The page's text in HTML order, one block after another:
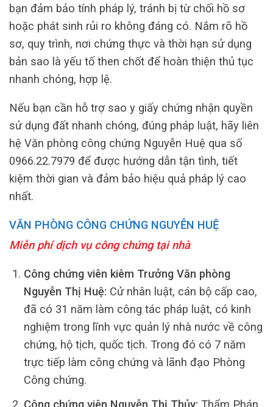
bạn đảm bảo tính pháp lý, tránh bị từ chối hồ sơ
hoặc phát sinh rủi ro không đáng có. Nắm rõ hồ
sơ, quy trình, nơi chứng thực và thời hạn sử dụng
bản sao là yếu tố then chốt để hoàn thiện thủ tục
nhanh chóng, hợp lệ.
Nếu bạn cần hỗ trợ sao y giấy chứng nhận quyền
sử dụng đất nhanh chóng, đúng pháp luật, hãy liên
hệ Văn phòng công chứng Nguyễn Huệ qua số
0966.22.7979 để được hướng dẫn tận tình, tiết
kiệm thời gian và đảm bảo hiệu quả pháp lý cao
nhất.
VĂN PHÒNG CÔNG CHỨNG NGUYỄN HUỆ
Miễn phí dịch vụ công chứng tại nhà
Công chứng viên kiêm Trưởng Văn phòng
Nguyễn Thị Huệ: Cử nhân luật, cán bộ cấp cao,
đã có 31 năm làm công tác pháp luật, có kinh
nghiệm trong lĩnh vực quản lý nhà nước về công
chứng, hộ tịch, quốc tịch. Trong đó có 7 năm
trực tiếp làm công chứng và lãnh đạo Phòng
Công chứng.